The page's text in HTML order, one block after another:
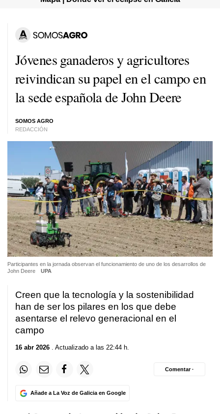
Jóvenes ganaderos y agricultores
reivindican su papel en el campo en
la sede española de John Deere
SOMOS AGRO
REDACCIÓN
Participantes en la jornada observan el funcionamiento de uno de los desarrollos de
John Deere
UPA
Creen que la tecnología y la sostenibilidad
han de ser los pilares en los que debe
asentarse el relevo generacional en el
campo
16 abr 2026 . Actualizado a las 22:44 h.
Añade a La Voz de Galicia en Google
Comentar ·